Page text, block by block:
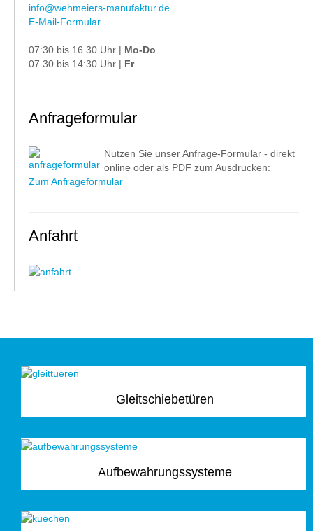
info@wehmeiers-manufaktur.de
E-Mail-Formular
07:30 bis 16.30 Uhr | Mo-Do
07.30 bis 14:30 Uhr | Fr
Anfrageformular
Nutzen Sie unser Anfrage-Formular - direkt
online oder als PDF zum Ausdrucken:
Zum Anfrageformular
Anfahrt
Gleitschiebetüren
Aufbewahrungssysteme